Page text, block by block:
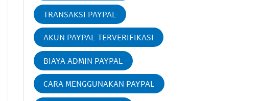
TRANSAKSI PAYPAL
AKUN PAYPAL TERVERIFIKASI
BIAYA ADMIN PAYPAL
CARA MENGGUNAKAN PAYPAL